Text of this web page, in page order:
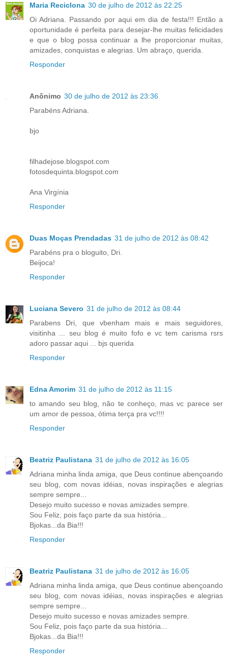
Maria Reciclona 30 de julho de 2012 às 22:25
Oi Adriana. Passando por aqui em dia de festa!!! Então a
oportunidade é perfeita para desejar-lhe muitas felicidades
e que o blog possa continuar a lhe proporcionar muitas,
amizades, conquistas e alegrias. Um abraço, querida.
Responder
Anônimo 30 de julho de 2012 às 23:36
Parabéns Adriana.
bjo
filhadejose.blogspot.com
fotosdequinta.blogspot.com
Ana Virgínia
Responder
Duas Moças Prendadas 31 de julho de 2012 às 08:42
Parabéns pra o bloguito, Dri.
Beijoca!
Responder
Luciana Severo 31 de julho de 2012 às 08:44
Parabens Dri, que vbenham mais e mais seguidores,
visitinha ... seu blog é muito fofo e vc tem carisma rsrs
adoro passar aqui ... bjs querida
Responder
Edna Amorim 31 de julho de 2012 às 11:15
to amando seu blog, não te conheço, mas vc parece ser
um amor de pessoa, ótima terça pra vc!!!!
Responder
Beatriz Paulistana 31 de julho de 2012 às 16:05
Adriana minha linda amiga, que Deus continue abençoando
seu blog, com novas idéias, novas inspirações e alegrias
sempre sempre...
Desejo muito sucesso e novas amizades sempre.
Sou Feliz, pois faço parte da sua história...
Bjokas...da Bia!!!
Responder
Beatriz Paulistana 31 de julho de 2012 às 16:05
Adriana minha linda amiga, que Deus continue abençoando
seu blog, com novas idéias, novas inspirações e alegrias
sempre sempre...
Desejo muito sucesso e novas amizades sempre.
Sou Feliz, pois faço parte da sua história...
Bjokas...da Bia!!!
Responder